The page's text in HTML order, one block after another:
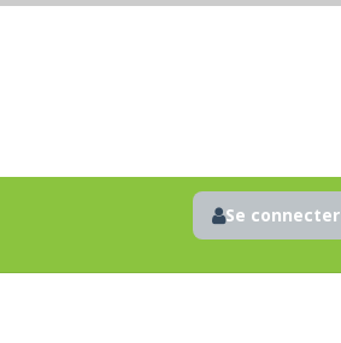
Se connecter